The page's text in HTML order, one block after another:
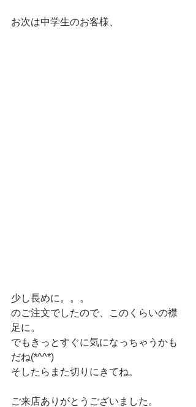
お次は中学生のお客様、
少し長めに。。。
のご注文でしたので、このくらいの襟
足に。
でもきっとすぐに気になっちゃうかも
だね(*^^*)
そしたらまた切りにきてね。
ご来店ありがとうございました。